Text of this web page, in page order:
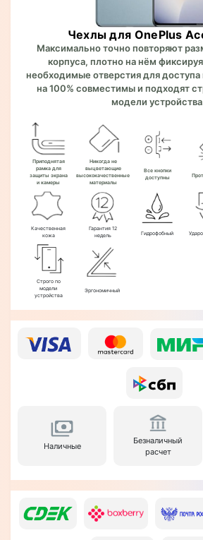
Чехлы для OnePlus
Максимально точно повторяют
корпуса, плотно на нём
необходимые отверстия для доступа
на 100% совместимы и подходят
модели
Приподнятая
рамка для
защиты экрана
и камеры
Никогда не
выцветающие
высококачественные
материалы
Все кнопки
доступны
Качественная
кожа
Гарантия 12
недель
Гидрофобный
Строго по
модели
устройства
Эргономичный
Наличные
Безналичный
расчет